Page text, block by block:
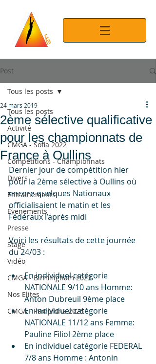
Post
Tous les posts
Activité
CMGA - Sofia 2022
Compétitions - Championnats
Divers
Entrainements
Évenements
Presse
Stage
Vidéo
CMGA - Birmingham 2023
Nos Elites
CMGA - Pamplona 2025
Tous les posts
2ème sélective qualificative
pour les championnats de
France à Oullins
24 mars 2019
Dernier jour de compétition hier
pour la 2ème sélective à Oullins où
encore quelques Nationaux
officialisaient le matin et les
Fédéraux l’après midi
Voici les résultats de cette journée
du 24/03 :
En individuel catégorie
NATIONALE 9/10 ans Homme:
Anton Dubreuil 9ème place
En individuel catégorie
NATIONALE 11/12 ans Femme:
Pauline Filiol 2ème place
En individuel catégorie FEDERAL
7/8 ans Homme : Antonin